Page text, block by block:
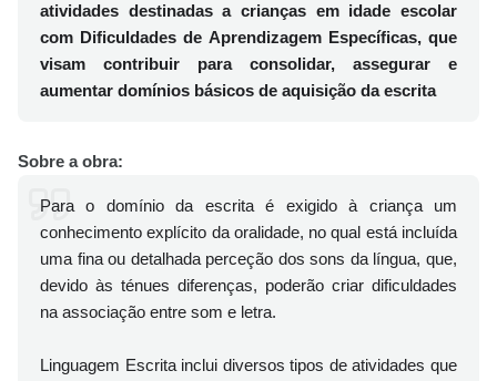
atividades destinadas a crianças em idade escolar
com Dificuldades de Aprendizagem Específicas, que
visam contribuir para consolidar, assegurar e
aumentar domínios básicos de aquisição da escrita
Sobre a obra:
Para o domínio da escrita é exigido à criança um
conhecimento explícito da oralidade, no qual está incluída
uma fina ou detalhada perceção dos sons da língua, que,
devido às ténues diferenças, poderão criar dificuldades
na associação entre som e letra.
Linguagem Escrita inclui diversos tipos de atividades que